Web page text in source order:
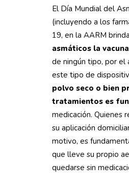
El Día Mundial del
(incluyendo a los
19, en la AARM
asmáticos la
de ningún tipo, por el
este tipo de
polvo seco o bien
tratamientos es
medicación. Quienes
su aplicación
motivo, es
que lleve su propio
quedarse sin